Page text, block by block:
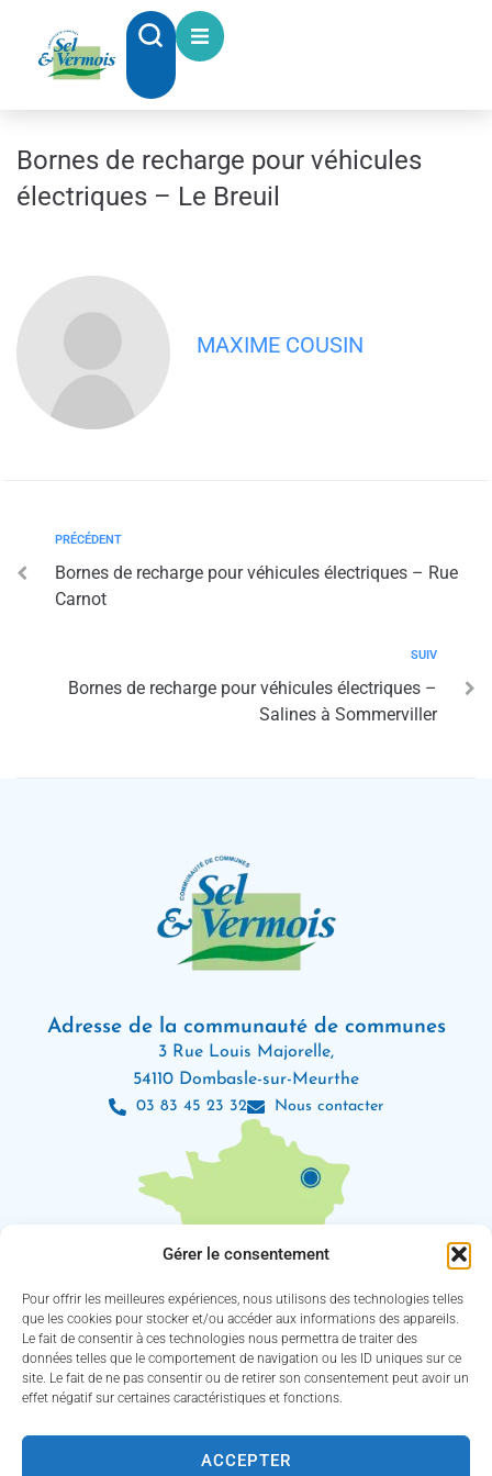
Gérer le consentement
Pour offrir les meilleures expériences, nous utilisons des technologies telles
que les cookies pour stocker et/ou accéder aux informations des appareils.
Le fait de consentir à ces technologies nous permettra de traiter des
données telles que le comportement de navigation ou les ID uniques sur ce
site. Le fait de ne pas consentir ou de retirer son consentement peut avoir un
effet négatif sur certaines caractéristiques et fonctions.
ACCEPTER
Bornes de recharge pour véhicules
électriques – Le Breuil
MAXIME COUSIN
PRÉCÉDENT
Bornes de recharge pour véhicules électriques – Rue
Carnot
SUIV
Bornes de recharge pour véhicules électriques –
Salines à Sommerviller
Adresse de la communauté de communes
3 Rue Louis Majorelle,
54110 Dombasle-sur-Meurthe
03 83 45 23 32 Nous contacter
Les horaires d’ouverture
Lundi : 8h30 – 12h / 13h30 – 18h
Mardi, jeudi et vendredi : 8h30 – 12h / 13h30 – 16h30
(Service des eaux fermé le jeudi)